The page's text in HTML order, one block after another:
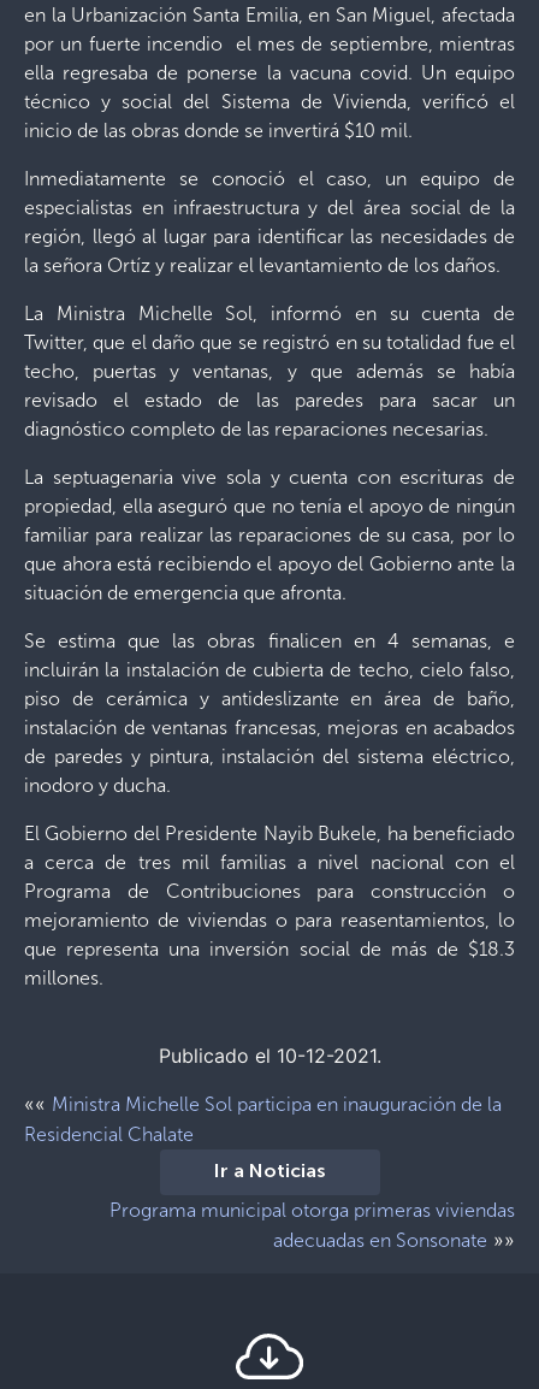
en la Urbanización Santa Emilia, en San Miguel, afectada
por un fuerte incendio el mes de septiembre, mientras
ella regresaba de ponerse la vacuna covid. Un equipo
técnico y social del Sistema de Vivienda, verificó el
inicio de las obras donde se invertirá $10 mil.
Inmediatamente se conoció el caso, un equipo de
especialistas en infraestructura y del área social de la
región, llegó al lugar para identificar las necesidades de
la señora Ortíz y realizar el levantamiento de los daños.
La Ministra Michelle Sol, informó en su cuenta de
Twitter, que el daño que se registró en su totalidad fue el
techo, puertas y ventanas, y que además se había
revisado el estado de las paredes para sacar un
diagnóstico completo de las reparaciones necesarias.
La septuagenaria vive sola y cuenta con escrituras de
propiedad, ella aseguró que no tenía el apoyo de ningún
familiar para realizar las reparaciones de su casa, por lo
que ahora está recibiendo el apoyo del Gobierno ante la
situación de emergencia que afronta.
Se estima que las obras finalicen en 4 semanas, e
incluirán la instalación de cubierta de techo, cielo falso,
piso de cerámica y antideslizante en área de baño,
instalación de ventanas francesas, mejoras en acabados
de paredes y pintura, instalación del sistema eléctrico,
inodoro y ducha.
El Gobierno del Presidente Nayib Bukele, ha beneficiado
a cerca de tres mil familias a nivel nacional con el
Programa de Contribuciones para construcción o
mejoramiento de viviendas o para reasentamientos, lo
que representa una inversión social de más de $18.3
millones.
Publicado el 10-12-2021.
«« Ministra Michelle Sol participa en inauguración de la
Residencial Chalate
Ir a Noticias
Programa municipal otorga primeras viviendas
adecuadas en Sonsonate »»